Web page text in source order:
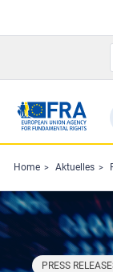
Home Aktuelles
PRESS